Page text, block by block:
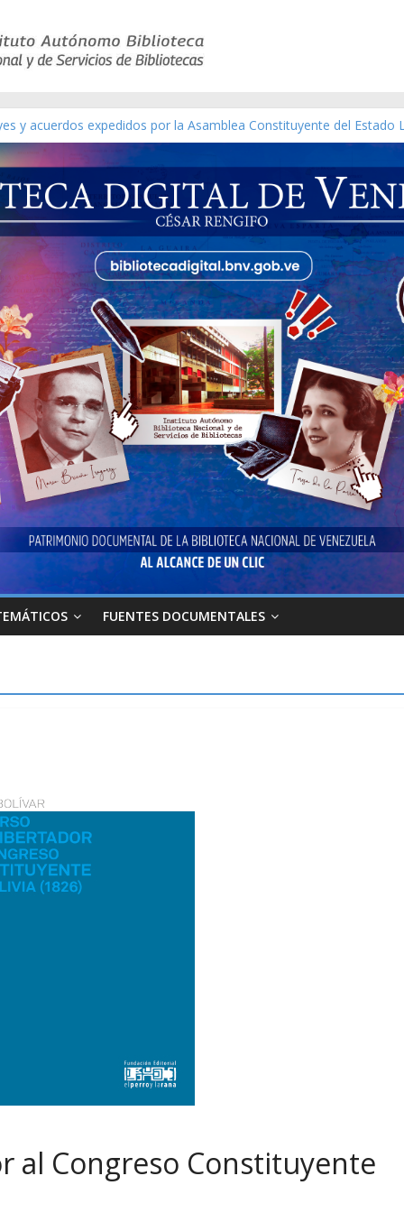
de obras de Modesta Bor
y acuerdos expedidos por la Asamblea Constituyente del Estado
gráfico]
[material gráfico]
la República de Venezuela año CXXXIII Mes V, Caracas 09 de
FUENTES DOCUMENTALES
al Congreso Constituyente